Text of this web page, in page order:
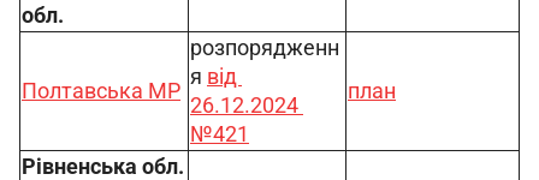
обл.
Полтавська МР
розпорядженн
я від
26.12.2024
№421
план
Рівненська обл.